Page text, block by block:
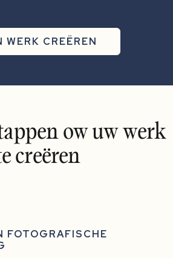
WERK CREËREN
ow uw werk
creëren
FOTOGRAFISCHE